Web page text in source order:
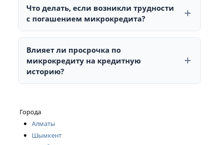
годовых, за исключением краткосрочных займов до
50 МРП.
Что делать, если возникли трудности
с погашением микрокредита?
Необходимо обратиться с заявлением в МФО,
предоставляющую микрокредит, для рассмотрения
возможности реструктуризации.
Влияет ли просрочка по
микрокредиту на кредитную
историю?
кредитную историю.
Города
Алматы
Шымкент